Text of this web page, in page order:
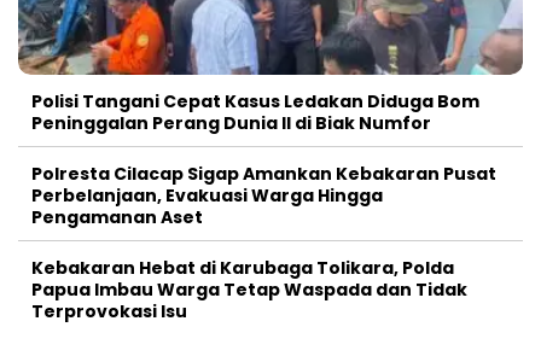
Polisi Tangani Cepat Kasus Ledakan Diduga Bom
Peninggalan Perang Dunia II di Biak Numfor
Polresta Cilacap Sigap Amankan Kebakaran Pusat
Perbelanjaan, Evakuasi Warga Hingga
Pengamanan Aset
Kebakaran Hebat di Karubaga Tolikara, Polda
Papua Imbau Warga Tetap Waspada dan Tidak
Terprovokasi Isu